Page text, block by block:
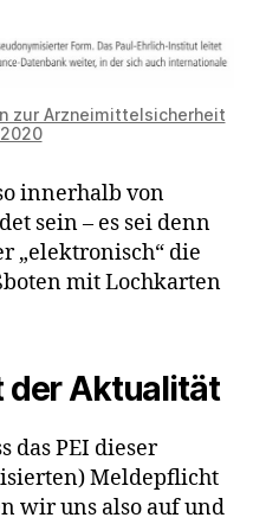
zur Arzneimittelsicherheit
innerhalb von
sein – es sei denn
„elektronisch“ die
mit Lochkarten
der Aktualität
das PEI dieser
Meldepflicht
wir uns also auf und